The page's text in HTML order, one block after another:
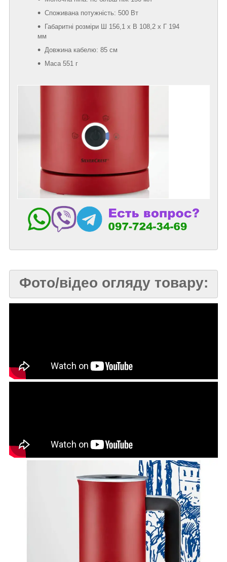
Споживана потужність: 500 Вт
Габаритні розміри Ш 156,1 х В 108,2 х Г 194
мм
Довжина кабелю: 85 см
Маса 551 г
Фото/відео огляду товару: